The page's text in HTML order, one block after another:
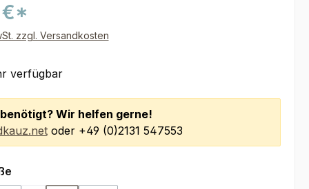
€*
zzgl. Versandkosten
verfügbar
Wir helfen gerne!
oder +49 (0)2131 547553
auswählen